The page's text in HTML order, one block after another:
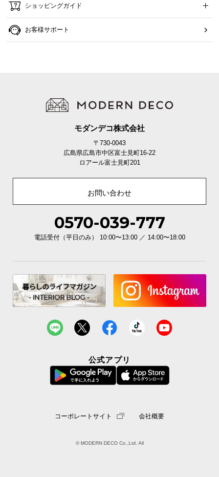
ショッピングガイド
お客様サポート
モダンデコ株式会社
〒730-0043
広島県広島市中区富士見町16-22
ロアール富士見町201
お問い合わせ
0570-039-777
電話受付（平日のみ） 10:00〜13:00 ／ 14:00〜18:00
公式アプリ
コーポレートサイト 会社概要
© MODERN DECO Co.,Ltd. All